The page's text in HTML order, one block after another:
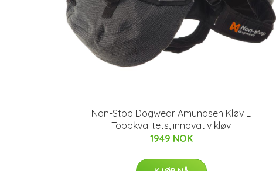
Non-Stop Dogwear Amundsen Kløv L
Toppkvalitets, innovativ kløv
1949 NOK